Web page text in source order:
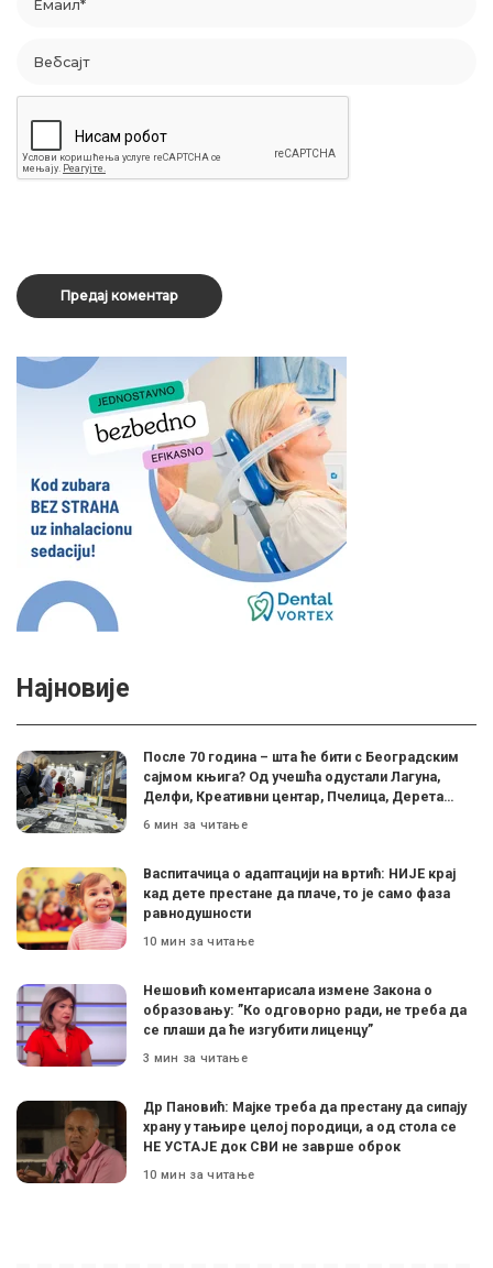
Најновије
После 70 година – шта ће бити с Београдским
сајмом књига? Од учешћа одустали Лагуна,
Делфи, Креативни центар, Пчелица, Дерета…
6 мин за читање
Васпитачица о адаптацији на вртић: НИЈЕ крај
кад дете престане да плаче, то је само фаза
равнодушности
10 мин за читање
Нешовић коментарисала измене Закона о
образовању: ”Ко одговорно ради, не треба да
се плаши да ће изгубити лиценцу”
3 мин за читање
Др Пановић: Мајке треба да престану да сипају
храну у тањире целој породици, а од стола се
НЕ УСТАЈЕ док СВИ не заврше оброк
10 мин за читање